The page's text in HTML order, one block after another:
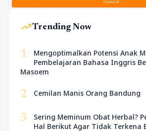
trending_upTrending Now
1
Mengoptimalkan Potensi Anak
Pembelajaran Bahasa Inggris
Masoem
2 Cemilan Manis Orang Bandung
3
Sering Meminum Obat Herbal?
Hal Berikut Agar Tidak Terkena